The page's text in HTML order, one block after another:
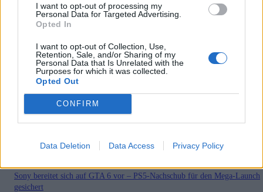
I want to opt-out of processing my
Personal Data for Targeted Advertising.
Opted In
I want to opt-out of Collection, Use,
Retention, Sale, and/or Sharing of my
Personal Data that Is Unrelated with the
Purposes for which it was collected.
Opted Out
CONFIRM
Data Deletion Data Access Privacy Policy
Beta Info
GamerInfos
13. Oktober 2023
Seite 1 von 2
MOST READ
Sony bereitet sich auf GTA 6 vor – PS5-Nachschub für den Mega-Launch
gesichert